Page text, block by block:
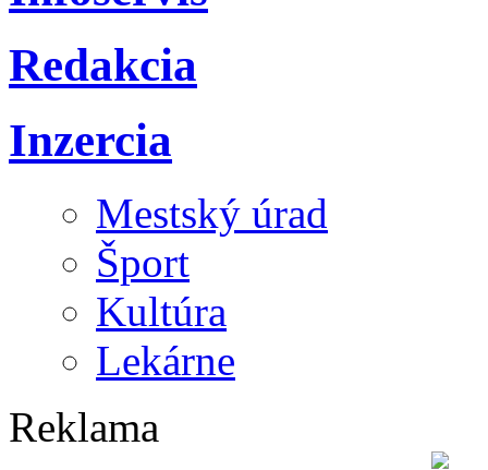
Redakcia
Inzercia
Mestský úrad
Šport
Kultúra
Lekárne
Reklama